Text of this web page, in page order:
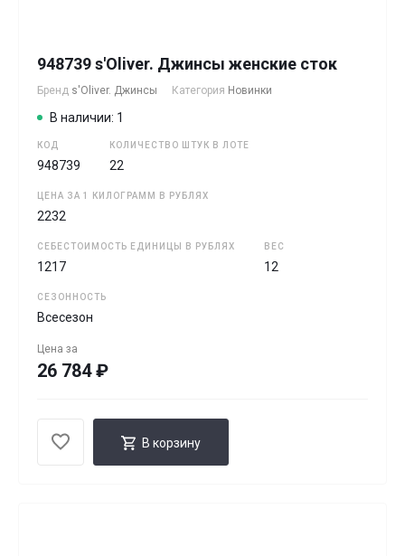
948739 s'Oliver. Джинсы женские сток
Бренд s'Oliver. Джинсы Категория Новинки
В наличии: 1
КОД
948739
КОЛИЧЕСТВО ШТУК В ЛОТЕ
22
ЦЕНА ЗА 1 КИЛОГРАММ В РУБЛЯХ
2232
СЕБЕСТОИМОСТЬ ЕДИНИЦЫ В РУБЛЯХ
1217
ВЕС
12
СЕЗОННОСТЬ
Всесезон
Цена за
26 784 ₽
В корзину